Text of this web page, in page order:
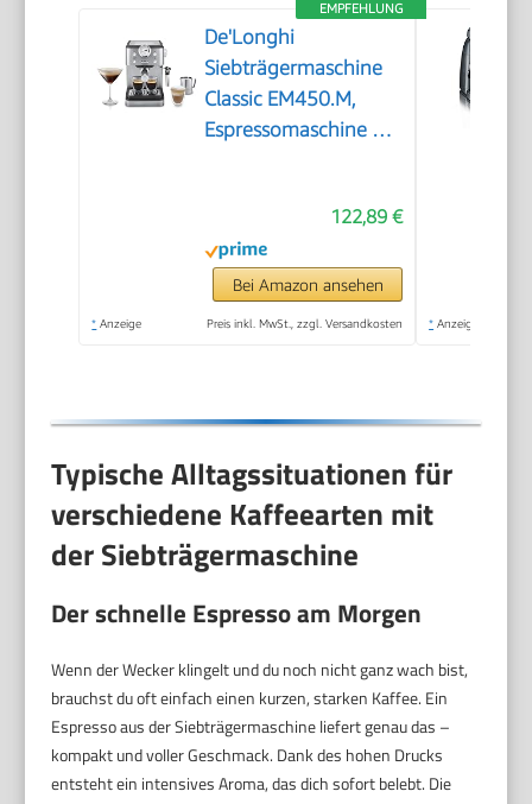
EMPFEHLUNG
De'Longhi
Siebträgermaschine
Classic EM450.M,
Espressomaschine mit
Vollmetallgehäuse, 15
Bar, 1,7 l Wassertank,
Edelstahl/Metall
122,89 €
Bei Amazon ansehen
* Anzeige Preis inkl. MwSt., zzgl. Versandkosten * Anzeige
Typische Alltagssituationen für
verschiedene Kaffeearten mit
der Siebträgermaschine
Der schnelle Espresso am Morgen
Wenn der Wecker klingelt und du noch nicht ganz wach bist,
brauchst du oft einfach einen kurzen, starken Kaffee. Ein
Espresso aus der Siebträgermaschine liefert genau das –
kompakt und voller Geschmack. Dank des hohen Drucks
entsteht ein intensives Aroma, das dich sofort belebt. Die